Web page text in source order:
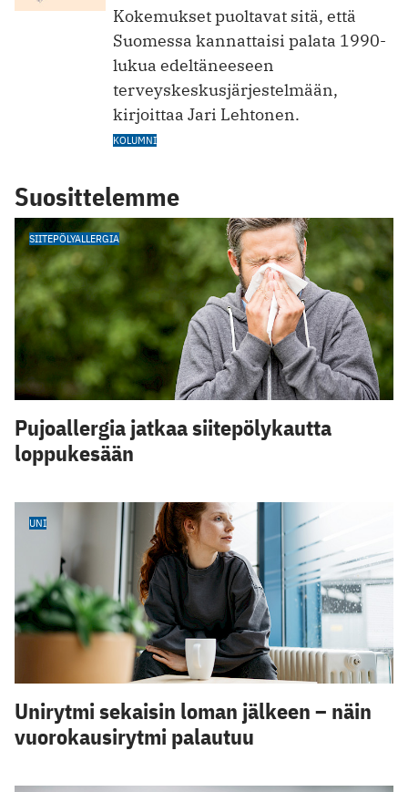
Kokemukset puoltavat sitä, että
Suomessa kannattaisi palata 1990-
lukua edeltäneeseen
terveyskeskusjärjestelmään,
kirjoittaa Jari Lehtonen.
KOLUMNI
Suosittelemme
SIITEPÖLYALLERGIA
Pujoallergia jatkaa siitepölykautta
loppukesään
UNI
Unirytmi sekaisin loman jälkeen – näin
vuorokausirytmi palautuu